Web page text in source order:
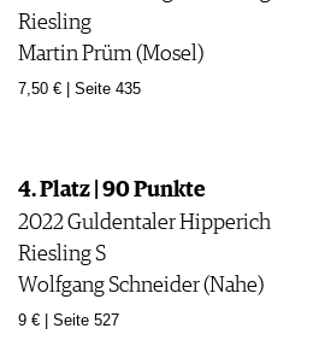
Riesling
Martin Prüm (Mosel)
7,50 € | Seite 435
4. Platz | 90 Punkte
2022 Guldentaler Hipperich
Riesling S
Wolfgang Schneider (Nahe)
9 € | Seite 527